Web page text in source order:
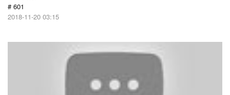
# 601
2018-11-20 03:15